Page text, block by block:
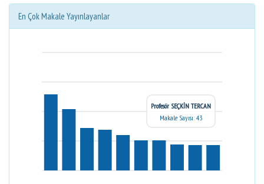
En Çok Makale Yayınlayanlar
Profesör SEÇKİN TERCAN
Makale Sayısı: 43